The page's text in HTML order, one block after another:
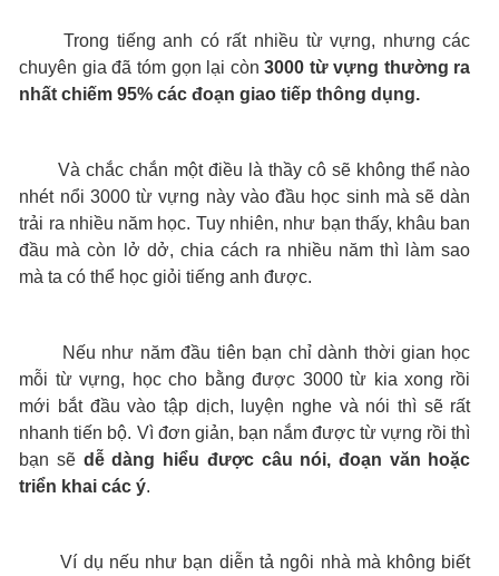
Trong tiếng anh có rất nhiều từ vựng, nhưng các
chuyên gia đã tóm gọn lại còn3000 từ vựng thường ra
nhất chiếm 95% các đoạn giao tiếp thông dụng.
Và chắc chắn một điều là thầy cô sẽ không thể nào
nhét nổi 3000 từ vựng này vào đầu học sinh mà sẽ dàn
trải ra nhiều năm học. Tuy nhiên, như bạn thấy, khâu ban
đầu mà còn lở dở, chia cách ra nhiều năm thì làm sao
mà ta có thể học giỏi tiếng anh được.
Nếu như năm đầu tiên bạn chỉ dành thời gian học
mỗi từ vựng, học cho bằng được 3000 từ kia xong rồi
mới bắt đầu vào tập dịch, luyện nghe và nói thì sẽ rất
nhanh tiến bộ. Vì đơn giản, bạn nắm được từ vựng rồi thì
bạn sẽ dễ dàng hiểu được câu nói, đoạn văn hoặc
triển khai các ý.
Ví dụ nếu như bạn diễn tả ngôi nhà mà không biết